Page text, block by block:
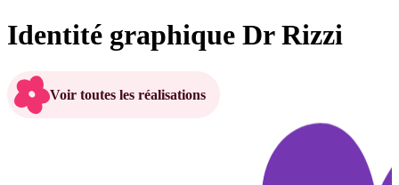
Identité graphique Dr Rizzi
Voir toutes les réalisations